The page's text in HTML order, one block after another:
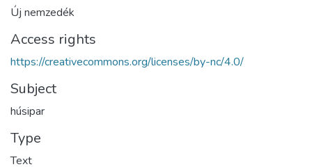
Új nemzedék
Access rights
https://creativecommons.org/licenses/by-nc/4.0/
Subject
húsipar
Type
Text